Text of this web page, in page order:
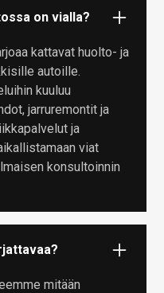
on vialla?
kattavat huolto- ja
autoille.
kuuluu
jarruremontit ja
ja
viat
konsultoinnin
mitään